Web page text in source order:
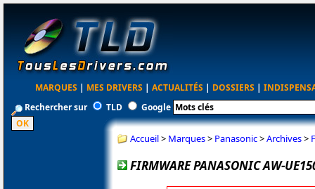
MARQUES | MES DRIVERS | ACTUALITÉS | DOSSIERS |
Rechercher sur
TLD Google
Accueil> Marques> Panasonic>Archives>
FIRMWARE PANASONIC AW-